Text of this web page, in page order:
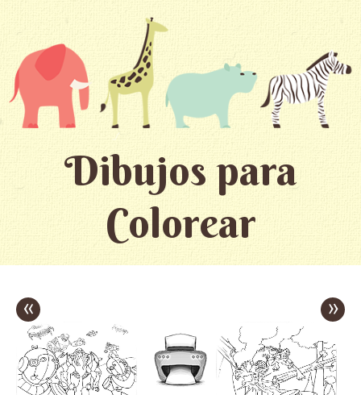
Dibujos para
Colorear
« »